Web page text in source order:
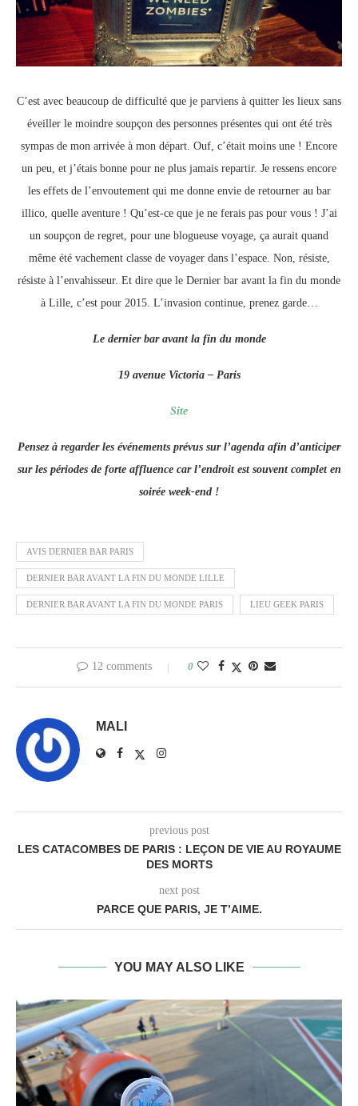
C’est avec beaucoup de difficulté que je parviens à quitter les lieux sans
éveiller le moindre soupçon des personnes présentes qui ont été très
sympas de mon arrivée à mon départ. Ouf, c’était moins une ! Encore
un peu, et j’étais bonne pour ne plus jamais repartir. Je ressens encore
les effets de l’envoutement qui me donne envie de retourner au bar
illico, quelle aventure ! Qu’est-ce que je ne ferais pas pour vous ! J’ai
un soupçon de regret, pour une blogueuse voyage, ça aurait quand
même été vachement classe de voyager dans l’espace. Non, résiste,
résiste à l’envahisseur. Et dire que le Dernier bar avant la fin du monde
à Lille, c’est pour 2015. L’invasion continue, prenez garde…
Le dernier bar avant la fin du monde
19 avenue Victoria – Paris
Site
Pensez à regarder les événements prévus sur l’agenda afin d’anticiper
sur les périodes de forte affluence car l’endroit est souvent complet en
soirée week-end !
AVIS DERNIER BAR PARIS
DERNIER BAR AVANT LA FIN DU MONDE LILLE
DERNIER BAR AVANT LA FIN DU MONDE PARIS LIEU GEEK PARIS
12 comments 0
MALI
previous post
LES CATACOMBES DE PARIS : LEÇON DE VIE AU ROYAUME
DES MORTS
next post
PARCE QUE PARIS, JE T’AIME.
YOU MAY ALSO LIKE